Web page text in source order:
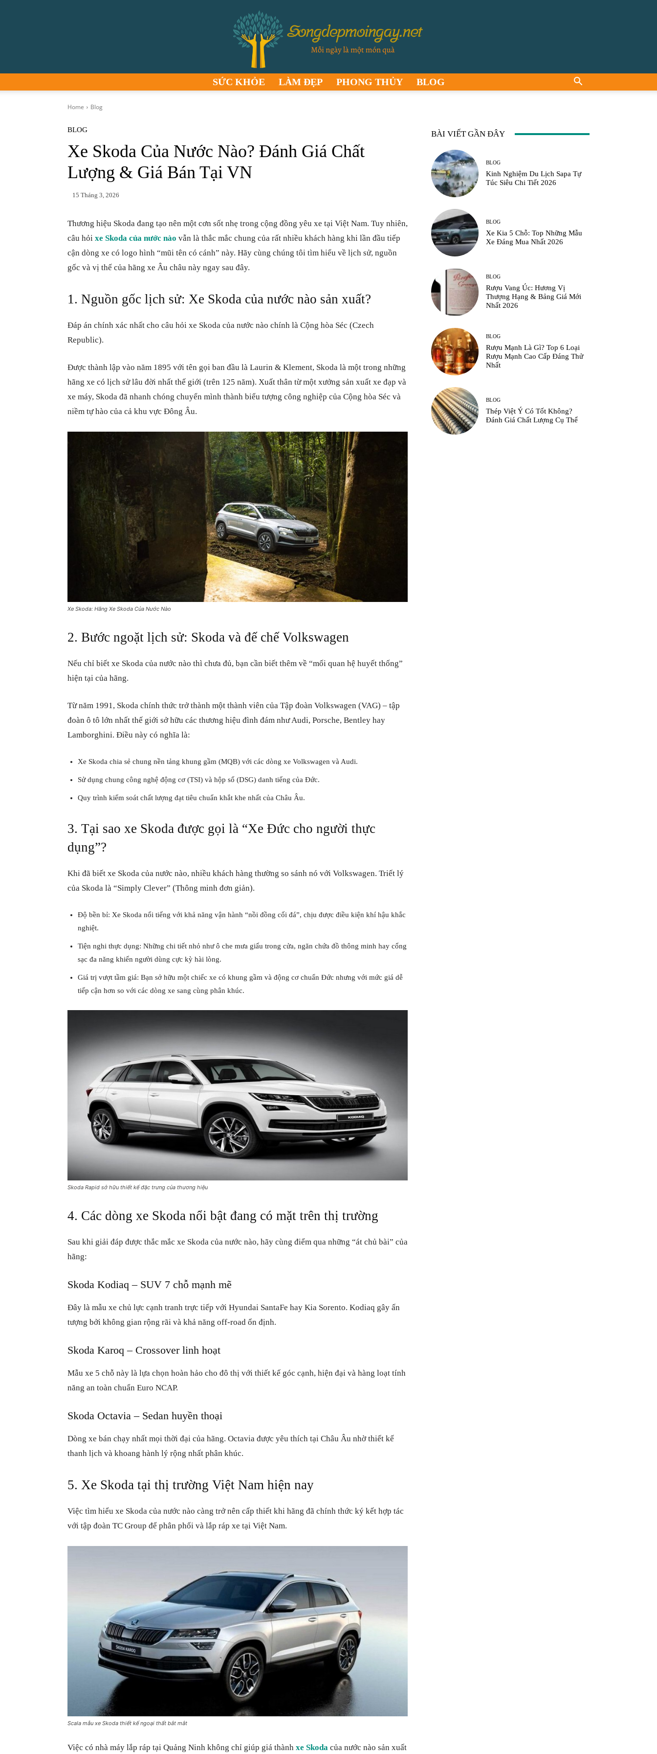
ngày
món
quà
SỨC KHỎE LÀM ĐẸP PHONG THỦY BLOG
Home Blog
BLOG
Xe Skoda Của Nước Nào? Đánh Giá Chất
Lượng & Giá Bán Tại VN
15 Tháng 3, 2026
Thương hiệu Skoda đang tạo nên một cơn sốt nhẹ trong cộng đồng yêu xe tại Việt Nam. Tuy nhiên,
câu hỏi xe Skoda của nước nào vẫn là thắc mắc chung của rất nhiều khách hàng khi lần đầu tiếp
cận dòng xe có logo hình “mũi tên có cánh” này. Hãy cùng chúng tôi tìm hiểu về lịch sử, nguồn
gốc và vị thế của hãng xe Âu châu này ngay sau đây.
1. Nguồn gốc lịch sử: Xe Skoda của nước nào sản xuất?
Đáp án chính xác nhất cho câu hỏi xe Skoda của nước nào chính là Cộng hòa Séc (Czech
Republic).
Được thành lập vào năm 1895 với tên gọi ban đầu là Laurin & Klement, Skoda là một trong những
hãng xe có lịch sử lâu đời nhất thế giới (trên 125 năm). Xuất thân từ một xưởng sản xuất xe đạp và
xe máy, Skoda đã nhanh chóng chuyển mình thành biểu tượng công nghiệp của Cộng hòa Séc và
niềm tự hào của cả khu vực Đông Âu.
Xe Skoda: Hãng Xe Skoda Của Nước Nào
2. Bước ngoặt lịch sử: Skoda và đế chế Volkswagen
Nếu chỉ biết xe Skoda của nước nào thì chưa đủ, bạn cần biết thêm về “mối quan hệ huyết thống”
hiện tại của hãng.
Từ năm 1991, Skoda chính thức trở thành một thành viên của Tập đoàn Volkswagen (VAG) – tập
đoàn ô tô lớn nhất thế giới sở hữu các thương hiệu đình đám như Audi, Porsche, Bentley hay
Lamborghini. Điều này có nghĩa là:
Xe Skoda chia sẻ chung nền tảng khung gầm (MQB) với các dòng xe Volkswagen và Audi.
Sử dụng chung công nghệ động cơ (TSI) và hộp số (DSG) danh tiếng của Đức.
Quy trình kiểm soát chất lượng đạt tiêu chuẩn khắt khe nhất của Châu Âu.
3. Tại sao xe Skoda được gọi là “Xe Đức cho người thực
dụng”?
Khi đã biết xe Skoda của nước nào, nhiều khách hàng thường so sánh nó với Volkswagen. Triết lý
của Skoda là “Simply Clever” (Thông minh đơn giản).
Độ bền bỉ: Xe Skoda nổi tiếng với khả năng vận hành “nồi đồng cối đá”, chịu được điều kiện khí hậu khắc
nghiệt.
Tiện nghi thực dụng: Những chi tiết nhỏ như ô che mưa giấu trong cửa, ngăn chứa đồ thông minh hay cổng
sạc đa năng khiến người dùng cực kỳ hài lòng.
Giá trị vượt tầm giá: Bạn sở hữu một chiếc xe có khung gầm và động cơ chuẩn Đức nhưng với mức giá dễ
tiếp cận hơn so với các dòng xe sang cùng phân khúc.
Skoda Rapid sở hữu thiết kế đặc trưng của thương hiệu
4. Các dòng xe Skoda nổi bật đang có mặt trên thị trường
Sau khi giải đáp được thắc mắc xe Skoda của nước nào, hãy cùng điểm qua những “át chủ bài” của
hãng:
Skoda Kodiaq – SUV 7 chỗ mạnh mẽ
Đây là mẫu xe chủ lực cạnh tranh trực tiếp với Hyundai SantaFe hay Kia Sorento. Kodiaq gây ấn
tượng bởi không gian rộng rãi và khả năng off-road ổn định.
Skoda Karoq – Crossover linh hoạt
Mẫu xe 5 chỗ này là lựa chọn hoàn hảo cho đô thị với thiết kế góc cạnh, hiện đại và hàng loạt tính
năng an toàn chuẩn Euro NCAP.
Skoda Octavia – Sedan huyền thoại
Dòng xe bán chạy nhất mọi thời đại của hãng. Octavia được yêu thích tại Châu Âu nhờ thiết kế
thanh lịch và khoang hành lý rộng nhất phân khúc.
5. Xe Skoda tại thị trường Việt Nam hiện nay
Việc tìm hiểu xe Skoda của nước nào càng trở nên cấp thiết khi hãng đã chính thức ký kết hợp tác
với tập đoàn TC Group để phân phối và lắp ráp xe tại Việt Nam.
Scala mẫu xe Skoda thiết kế ngoại thất bắt mắt
Việc có nhà máy lắp ráp tại Quảng Ninh không chỉ giúp giá thành xe Skoda của nước nào sản xuất
BÀI VIẾT GẦN ĐÂY
BLOG
Kinh Nghiệm Du Lịch Sapa Tự
Túc Siêu Chi Tiết 2026
BLOG
Xe Kia 5 Chỗ: Top Những Mẫu
Xe Đáng Mua Nhất 2026
BLOG
Rượu Vang Úc: Hương Vị
Thượng Hạng & Bảng Giá Mới
Nhất 2026
BLOG
Rượu Mạnh Là Gì? Top 6 Loại
Rượu Mạnh Cao Cấp Đáng Thử
Nhất
BLOG
Thép Việt Ý Có Tốt Không?
Đánh Giá Chất Lượng Cụ Thể